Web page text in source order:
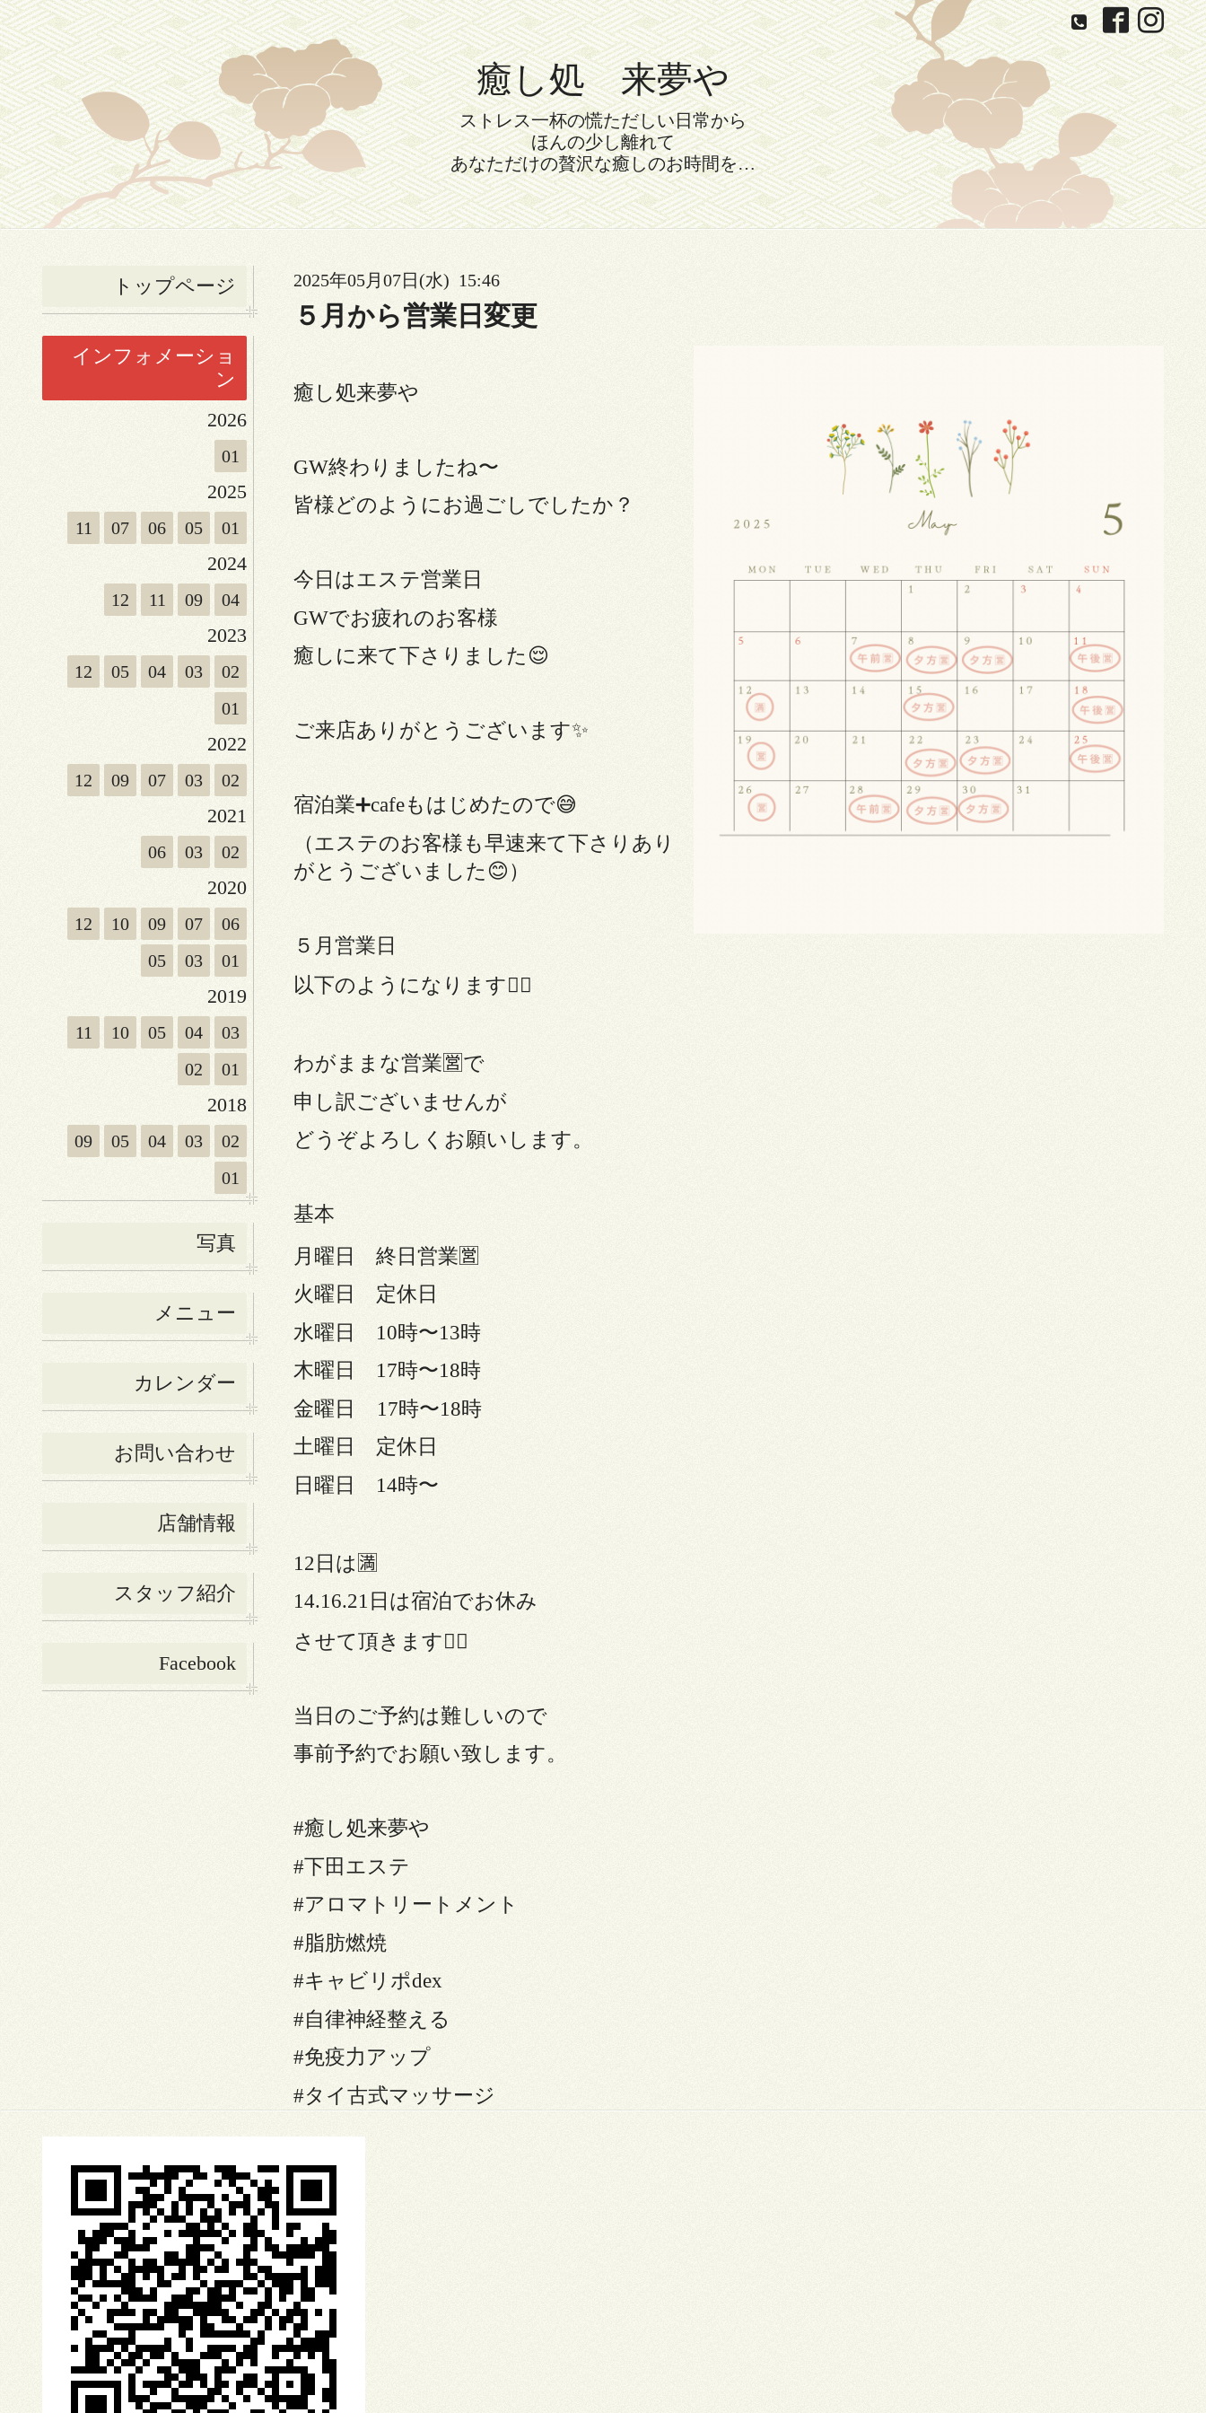
癒し処 来夢や
ストレス一杯の慌ただしい日常から
ほんの少し離れて
あなただけの贅沢な癒しのお時間を…
トップページ
インフォメーショ
ン
2026
01
2025
11 07 06 05 01
2024
12 11 09 04
2023
12 05 04 03
02
01
2022
12 09 07 03 02
2021
06 03 02
2020
12 10 09 07
06
05
03 01
2019
11 10 05 04
03
02
01
2018
09 05 04 03
02
01
写真
メニュー
カレンダー
お問い合わせ
店舗情報
スタッフ紹介
Facebook
2025年05月07日(水) 15:46
５月から営業日変更
癒し処来夢や
GW終わりましたね〜
皆様どのようにお過ごしでしたか？
今日はエステ営業日
GWでお疲れのお客様
癒しに来て下さりました😌
ご来店ありがとうございます✨
宿泊業➕cafeもはじめたので😅
（エステのお客様も早速来て下さりあり
がとうございました😊）
５月営業日
以下のようになります🙇‍♀️
わがままな営業🈺で
申し訳ございませんが
どうぞよろしくお願いします。
基本
月曜日 終日営業🈺
火曜日 定休日
水曜日 10時〜13時
木曜日 17時〜18時
金曜日
17時〜18時
土曜日 定休日
日曜日 14時〜
12日は🈵
14.16.21日は宿泊でお休み
させて頂きます🙇‍♀️
当日のご予約は難しいので
事前予約でお願い致します。
#癒し処来夢や
#下田エステ
#アロマトリートメント
#脂肪燃焼
#キャビリポdex
#自律神経整える
#免疫力アップ
#タイ古式マッサージ